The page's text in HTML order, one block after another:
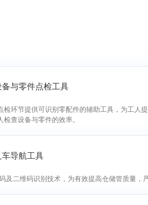
与零件点检工具
检环节提供可识别零配件的辅助工具，为工人
查设备与零件的效率。
导航工具
及二维码识别技术，为有效提高仓储管质量，